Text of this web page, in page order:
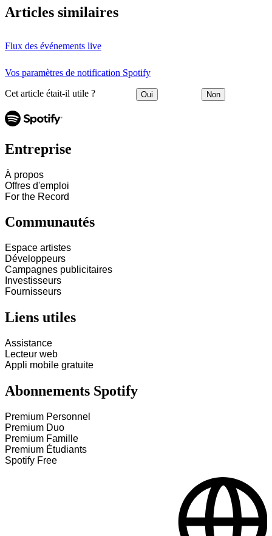
Articles similaires
Flux des événements live
Vos paramètres de notification Spotify
Cet article était-il utile ? Oui Non
Entreprise
À propos
Offres d'emploi
For the Record
Communautés
Espace artistes
Développeurs
Campagnes publicitaires
Investisseurs
Fournisseurs
Liens utiles
Assistance
Lecteur web
Appli mobile gratuite
Abonnements Spotify
Premium Personnel
Premium Duo
Premium Famille
Premium Étudiants
Spotify Free